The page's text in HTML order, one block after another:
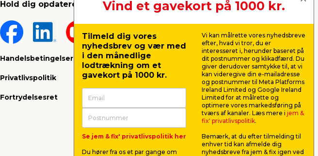
Hold dig opdateret
Handelsbetingelser
Privatlivspolitik
Fortrydelsesret
jem & fix A/S, Skomagervej 12
CVR: 10360641
Tlf. kundeservice: 79425942
Tlf. administration: 76413500
kundeservice@jemfix.com
Se vores e-mærket certifikat her
Vind et gavekort på 1000 kr.
Tilmeld dig vores
nyhedsbrev og vær med
i den månedlige
lodtrækning om et
gavekort på 1000 kr.
Se jem & fix' privatlivspolitik her
Du hører fra os et par gange om
Vi kan målrette vores nyhedsbreve
efter, hvad vi tror, du er
interesseret i, herunder baseret på
dit postnummer og klikadfærd. Du
giver derudover samtykke til, at vi
kan videregive din e-mailadresse
og postnummer til Meta Platforms
Ireland Limited og Google Ireland
Limited for at målrette og
optimere vores markedsføring på
tværs af kanaler. Læs mere i jem &
fix' privatlivspolitik.
Bemærk, at du efter tilmelding til
enhver tid kan afmelde dig
nyhedsbreve fra jem & fix igen ved